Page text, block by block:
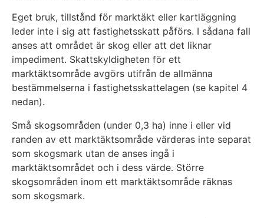
Eget bruk, tillstånd för marktäkt eller kartläggning
leder inte i sig att fastighetsskatt påförs. I sådana fall
anses att området är skog eller att det liknar
impediment. Skattskyldigheten för ett
marktäktsområde avgörs utifrån de allmänna
bestämmelserna i fastighetsskattelagen (se kapitel 4
nedan).
Små skogsområden (under 0,3 ha) inne i eller vid
randen av ett marktäktsområde värderas inte separat
som skogsmark utan de anses ingå i
marktäktsområdet och i dess värde. Större
skogsområden inom ett marktäktsområde räknas
som skogsmark.